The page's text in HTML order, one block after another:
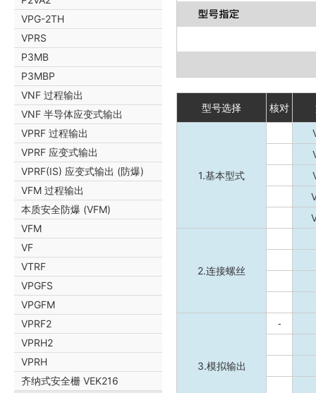
型号选择 核对
1.基本型式
2.连接螺丝
3.模拟输出
-
VPG-2TH
VPRS
P3MB
P3MBP
VNF 过程输出
VNF 半导体应变式输出
VPRF 过程输出
VPRF 应变式输出
VPRF(IS) 应变式输出 (防爆)
VFM 过程输出
本质安全防爆 (VFM)
VFM
VF
VTRF
VPGFS
VPGFM
VPRF2
VPRH2
VPRH
齐纳式安全栅 VEK216